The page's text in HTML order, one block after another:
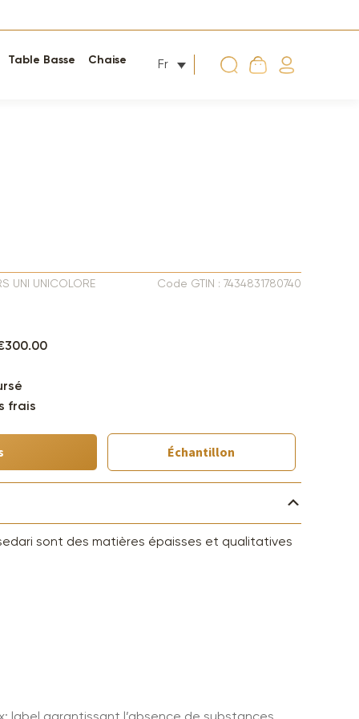
Table Basse Chaise Fr
UNI UNICOLORE Code GTIN : 7434831780740
frais
Échantillon
sont des matières épaisses et qualitatives